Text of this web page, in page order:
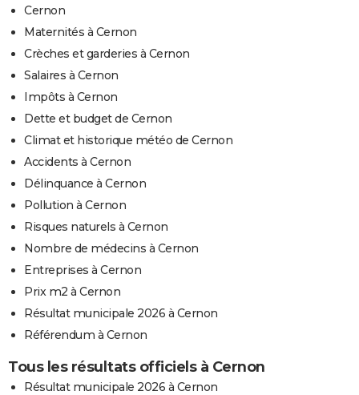
Cernon
Maternités à Cernon
Crèches et garderies à Cernon
Salaires à Cernon
Impôts à Cernon
Dette et budget de Cernon
Climat et historique météo de Cernon
Accidents à Cernon
Délinquance à Cernon
Pollution à Cernon
Risques naturels à Cernon
Nombre de médecins à Cernon
Entreprises à Cernon
Prix m2 à Cernon
Résultat municipale 2026 à Cernon
Référendum à Cernon
Tous les résultats officiels à Cernon
Résultat municipale 2026 à Cernon